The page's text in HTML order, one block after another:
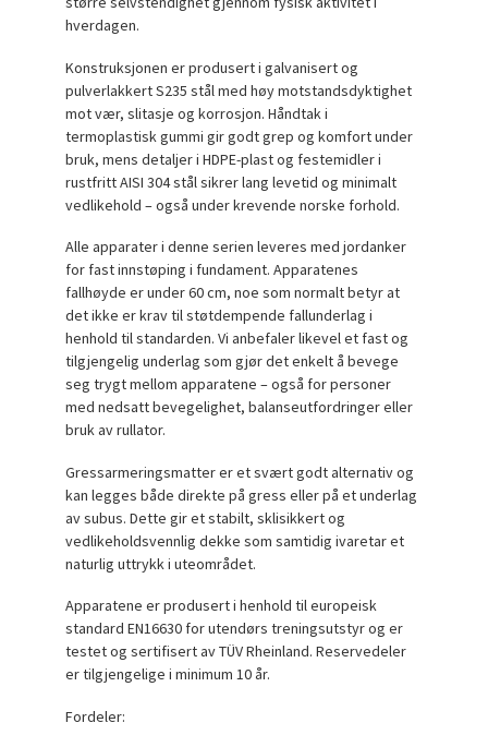
hverdagen.
Konstruksjonen er produsert i galvanisert og
pulverlakkert S235 stål med høy motstandsdyktighet
mot vær, slitasje og korrosjon. Håndtak i
termoplastisk gummi gir godt grep og komfort under
bruk, mens detaljer i HDPE-plast og festemidler i
rustfritt AISI 304 stål sikrer lang levetid og minimalt
vedlikehold – også under krevende norske forhold.
Alle apparater i denne serien leveres med jordanker
for fast innstøping i fundament. Apparatenes
fallhøyde er under 60 cm, noe som normalt betyr at
det ikke er krav til støtdempende fallunderlag i
henhold til standarden. Vi anbefaler likevel et fast og
tilgjengelig underlag som gjør det enkelt å bevege
seg trygt mellom apparatene – også for personer
med nedsatt bevegelighet, balanseutfordringer eller
bruk av rullator.
Gressarmeringsmatter er et svært godt alternativ og
kan legges både direkte på gress eller på et underlag
av subus. Dette gir et stabilt, sklisikkert og
vedlikeholdsvennlig dekke som samtidig ivaretar et
naturlig uttrykk i uteområdet.
Apparatene er produsert i henhold til europeisk
standard EN16630 for utendørs treningsutstyr og er
testet og sertifisert av TÜV Rheinland. Reservedeler
er tilgjengelige i minimum 10 år.
Fordeler: